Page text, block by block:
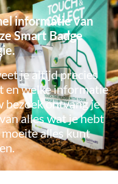
informatie van
Smart Badge
je altijd precies
en welke informatie
bezoek ontvang je
alles wat je hebt
alles kunt